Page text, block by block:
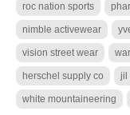
roc nation sports
nimble activewear
vision street wear
herschel supply co jil
white mountaineering